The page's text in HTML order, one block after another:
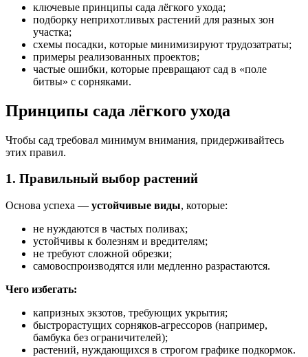
ключевые принципы сада лёгкого ухода;
подборку неприхотливых растений для разных зон
участка;
схемы посадки, которые минимизируют трудозатраты;
примеры реализованных проектов;
частые ошибки, которые превращают сад в «поле
битвы» с сорняками.
Принципы сада лёгкого ухода
Чтобы сад требовал минимум внимания, придерживайтесь
этих правил.
1. Правильный выбор растений
Основа успеха — устойчивые виды, которые:
не нуждаются в частых поливах;
устойчивы к болезням и вредителям;
не требуют сложной обрезки;
самовоспроизводятся или медленно разрастаются.
Чего избегать:
капризных экзотов, требующих укрытия;
быстрорастущих сорняков-агрессоров (например,
бамбука без ограничителей);
растений, нуждающихся в строгом графике подкормок.